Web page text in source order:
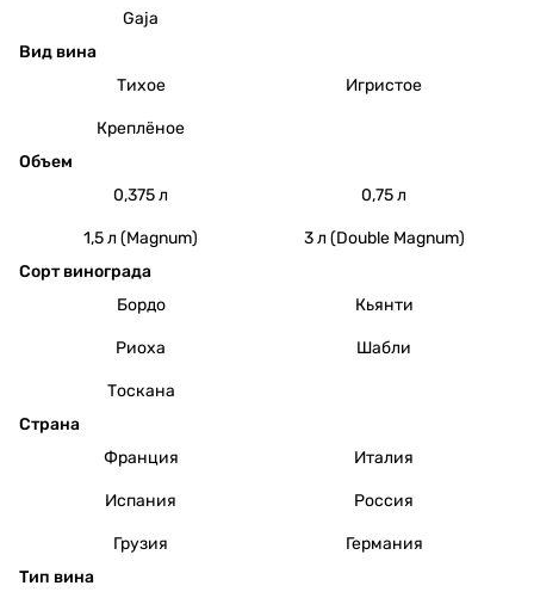
Gaja
Вид вина
Тихое
Игристое
Креплёное
Объем
0,375 л
0,75 л
1,5 л (Magnum)
3 л (Double Magnum)
Сорт винограда
Бордо
Кьянти
Риоха Шабли
Тоскана
Страна
Франция
Италия
Испания Россия
Грузия
Германия
Тип вина